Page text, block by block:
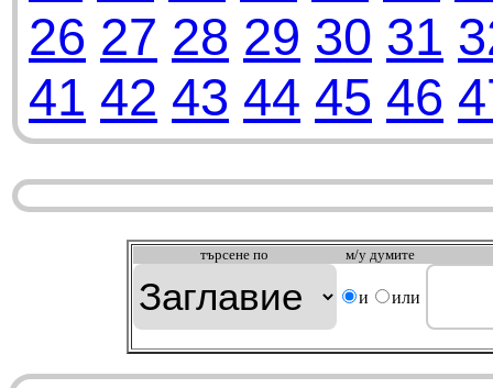
26 27 28 29 30 31
41 42 43 44 45 46
търсeне по м/у думите
и или